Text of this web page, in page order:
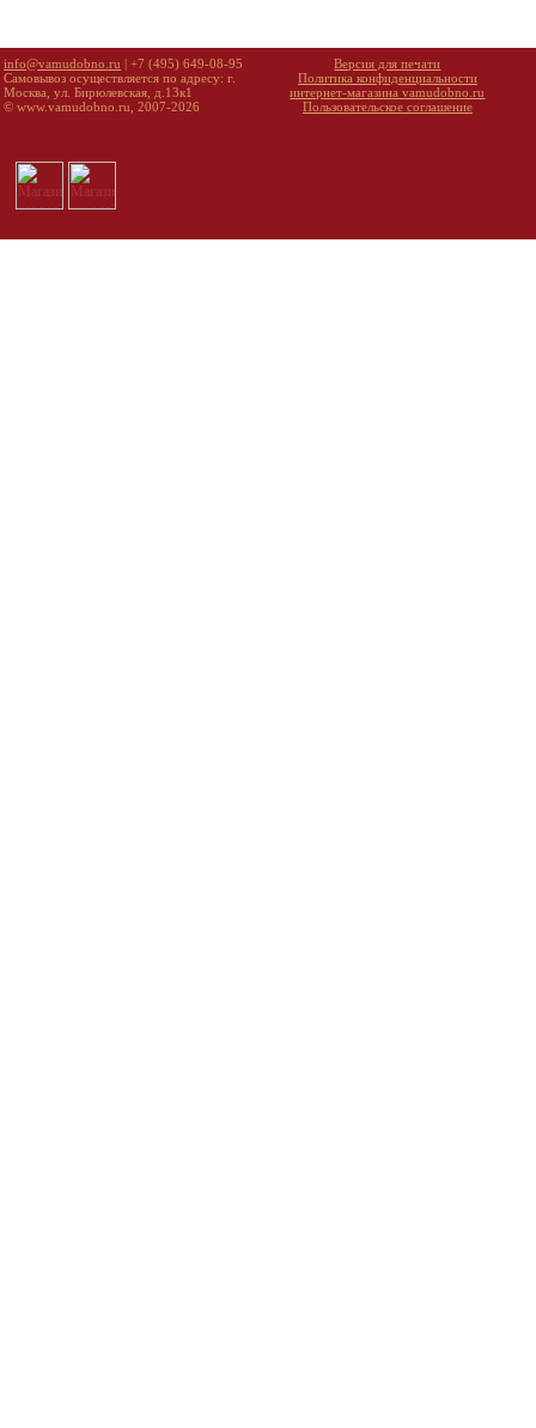
info@vamudobno.ru | +7 (495) 649-08-95
Самовывоз осуществляется по адресу: г.
Москва, ул. Бирюлевская, д.13к1
© www.vamudobno.ru, 2007-2026
Версия для печати
Политика конфиденциальности
интернет-магазина vamudobno.ru
Пользовательское соглашение